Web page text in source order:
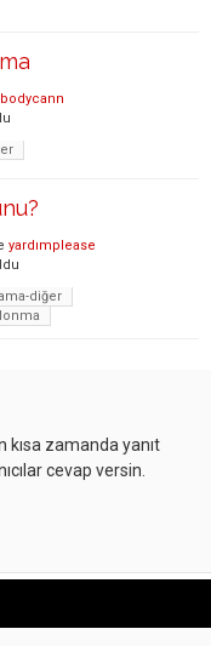
bodycann
yardımplease
diğer
kısa zamanda yanıt
cevap versin.